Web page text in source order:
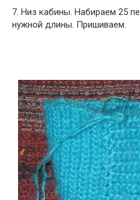
7. Низ кабины. Набираем 25
нужной длины. Пришиваем.